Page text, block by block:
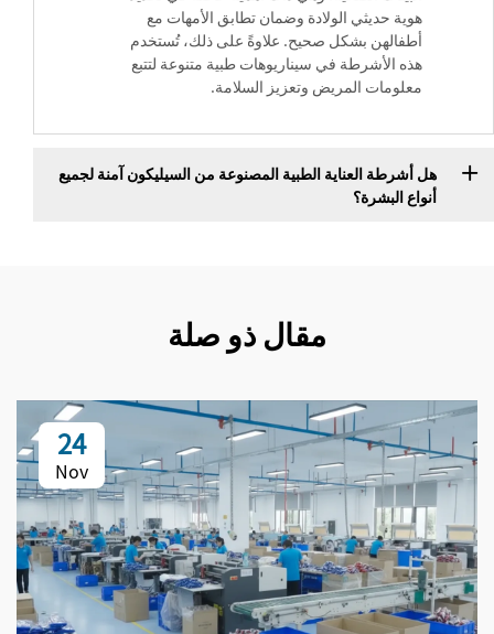
هوية حديثي الولادة وضمان تطابق الأمهات مع
أطفالهن بشكل صحيح. علاوةً على ذلك، تُستخدم
هذه الأشرطة في سيناريوهات طبية متنوعة لتتبع
معلومات المريض وتعزيز السلامة.
هل أشرطة العناية الطبية المصنوعة من السيليكون آمنة لجميع
أنواع البشرة؟
مقال ذو صلة
24
Nov